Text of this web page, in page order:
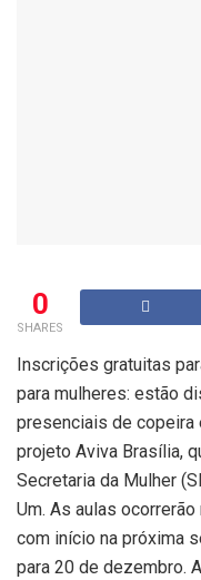
0
SHARES
Inscrições gratuitas
para mulheres: estão
presenciais de
projeto Aviva Brasília,
Secretaria da Mulher
Um. As aulas
com início na próxima
para 20 de dezembro.